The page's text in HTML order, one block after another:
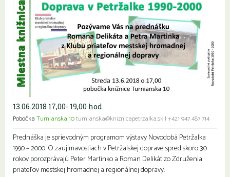
13.06.2018 17,00- 19,00 hod.
Pobočka Turnianska 10turnianska@kniznicapetrzalka.sk | +421 947 487 714
Prednáška je sprievodným programom výstavy Novodobá Petržalka
1990 – 2000. O zaujímavostiach v Petržalskej doprave spred skoro 30
rokov porozprávajú Peter Martinko a Roman Delikát zo Združenia
priateľov mestskej hromadnej a regionálnej dopravy.